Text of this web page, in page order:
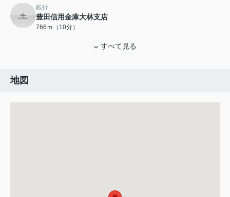
銀行
豊田信用金庫大林支店
766ｍ（10分）
すべて見る
地図